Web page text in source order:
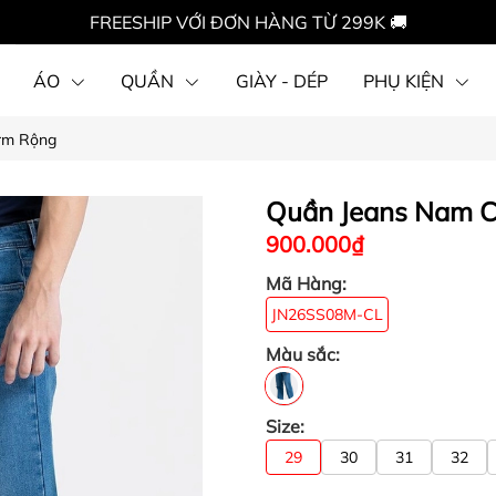
FREESHIP VỚI ĐƠN HÀNG TỪ 299K 🚚
ÁO QUẦN GIÀY - DÉP PHỤ KIỆN
Rộng
Quần Jeans Nam
900.000₫
Mã Hàng:
JN26SS08M-CL
Màu sắc:
Size:
29 30 31 32